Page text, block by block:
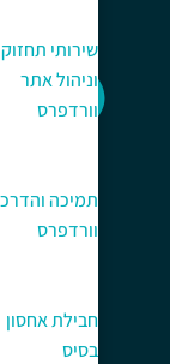
שירותי תחזוקה
וניהול אתר
וורדפרס
תמיכה והדרכה
וורדפרס
חבילת אחסון
בסיס